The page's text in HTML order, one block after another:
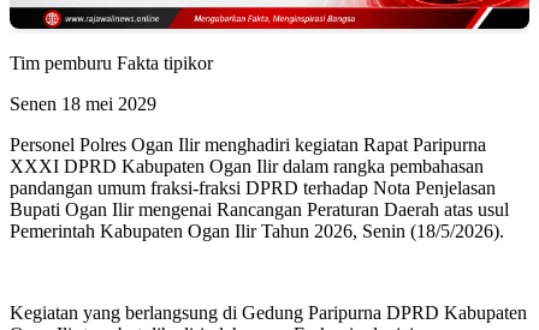
Tim pemburu Fakta tipikor
Senen 18 mei 2029
Personel Polres Ogan Ilir menghadiri kegiatan Rapat Paripurna
XXXI DPRD Kabupaten Ogan Ilir dalam rangka pembahasan
pandangan umum fraksi-fraksi DPRD terhadap Nota Penjelasan
Bupati Ogan Ilir mengenai Rancangan Peraturan Daerah atas usul
Pemerintah Kabupaten Ogan Ilir Tahun 2026, Senin (18/5/2026).
Kegiatan yang berlangsung di Gedung Paripurna DPRD Kabupaten